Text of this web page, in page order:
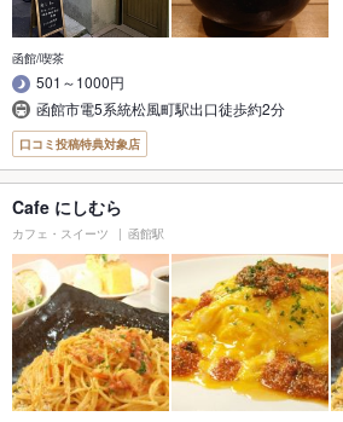
函館/喫茶
501～1000円
函館市電5系統松風町駅出口徒歩約2分
口コミ投稿特典対象店
Cafe にしむら
カフェ・スイーツ 函館駅